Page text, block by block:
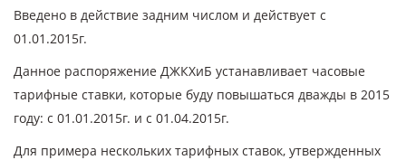
Введено в действие задним числом и действует с
01.01.2015г.
Данное распоряжение ДЖКХиБ устанавливает часовые
тарифные ставки, которые буду повышаться дважды в 2015
году: с 01.01.2015г. и с 01.04.2015г.
Для примера нескольких тарифных ставок, утвержденных